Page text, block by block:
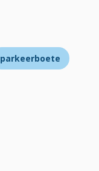
parkeerboete